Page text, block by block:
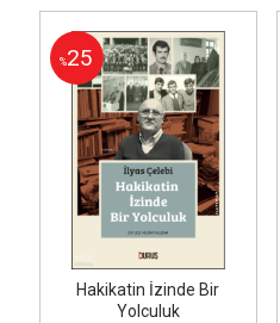
%25
Hakikatin İzinde Bir
Yolculuk